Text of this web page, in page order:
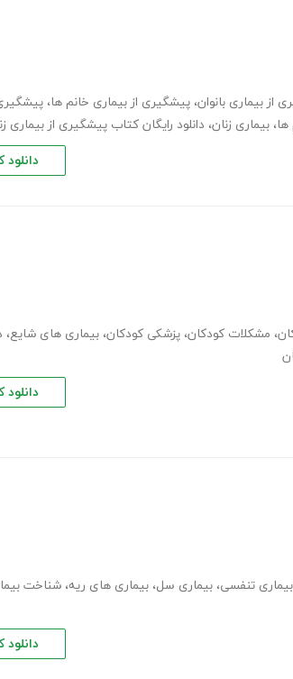
از بیماری بانوان، پیشگیری از بیماری خانم ها،
، بیماری زنان، دانلود رایگان کتاب پیشگیری از بیماری
دانلود
، مشکلات کودکان، پزشکی کودکان، بیماری های شایع،
دانلود
بیماری تنفسی، بیماری سل، بیماری های ریه، شناخت
دانلود